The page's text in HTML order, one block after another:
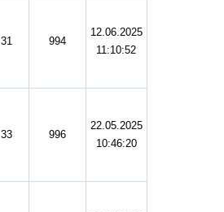
31 994
12.06.2025
11:10:52
33 996
22.05.2025
10:46:20